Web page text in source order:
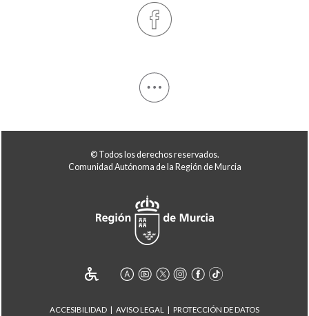
© Todos los derechos reservados.
Comunidad Autónoma de la Región de Murcia
ACCESIBILIDAD AVISO LEGAL PROTECCIÓN DE DATOS